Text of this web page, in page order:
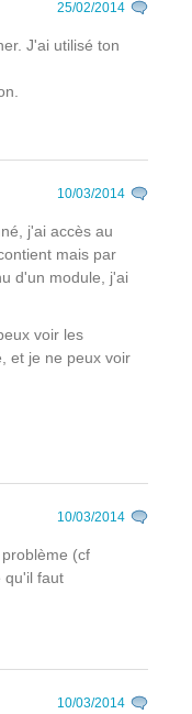
25/02/2014
J'ai utilisé ton
10/03/2014
j'ai accès au
mais par
d'un module, j'ai
voir les
et je ne peux voir
10/03/2014
(cf
qu'il faut
10/03/2014